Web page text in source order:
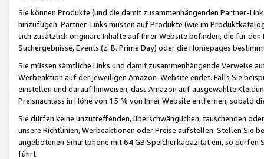
Sie können Produkte (und die damit zusammenhängenden Partner-
hinzufügen. Partner-Links müssen auf Produkte (wie im
sich zusätzlich originäre Inhalte auf Ihrer Website befinden, die für
Suchergebnisse, Events (z. B. Prime Day) oder die Homepages
Sie müssen sämtliche Links und damit zusammenhängende
Werbeaktion auf der jeweiligen Amazon-Website endet. Falls Sie
einstellen und darauf hinweisen, dass Amazon auf ausgewählte
Preisnachlass in Höhe von 15 % von Ihrer Website entfernen, sobald
Sie dürfen keine unzutreffenden, überschwänglichen, täuschenden
unsere Richtlinien, Werbeaktionen oder Preise aufstellen. Stellen Sie
angebotenen Smartphone mit 64 GB Speicherkapazität ein, so dürfen
führt.